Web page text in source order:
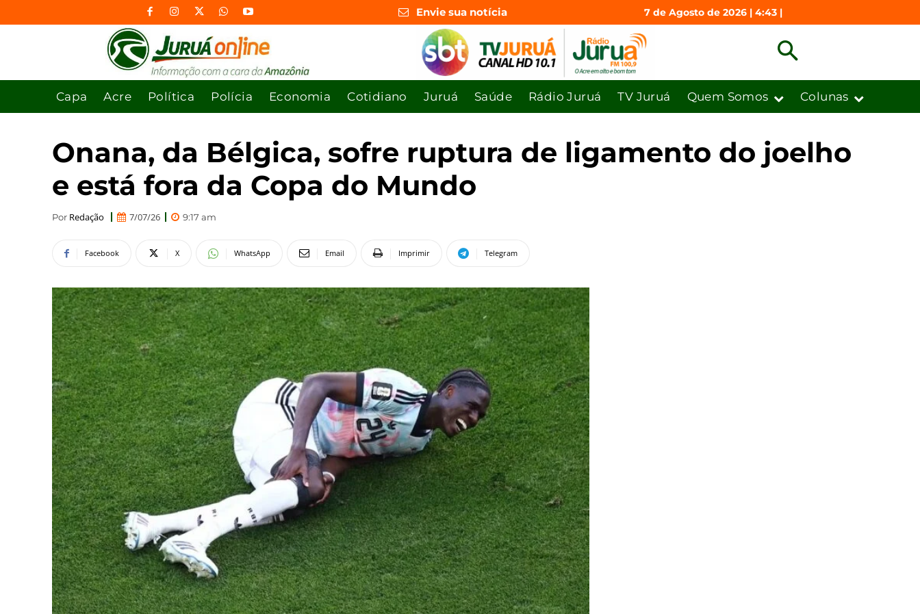
Envie sua notícia 7 de Agosto de 2026 | 4:43 |
Capa Acre Política Polícia Economia Cotidiano Juruá Saúde Rádio Juruá TV Juruá Quem Somos Colunas
Onana, da Bélgica, sofre ruptura de ligamento do joelho
e está fora da Copa do Mundo
Por Redação 7/07/26 9:17 am
Facebook X WhatsApp Email Imprimir Telegram